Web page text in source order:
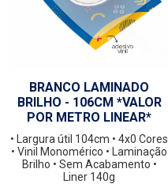
BRANCO LAMINADO
BRILHO - 106CM *VALOR
POR METRO LINEAR*
• Largura útil 104cm • 4x0 Cores
• Vinil Monomérico • Laminação
Brilho • Sem Acabamento •
Liner 140g